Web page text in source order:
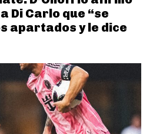
Di Carlo que “se
apartados y le dice